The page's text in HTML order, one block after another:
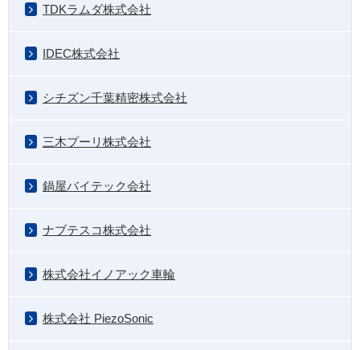
TDKラムダ株式会社
IDEC株式会社
シチズン千葉精密株式会社
三木プーリ株式会社
鍋屋バイテック会社
ナブテスコ株式会社
株式会社イノアック車輪
株式会社 PiezoSonic